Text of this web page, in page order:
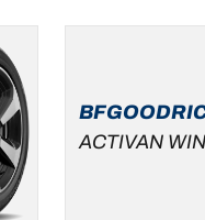
ACTIVAN